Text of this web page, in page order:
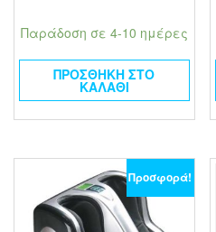
Παράδοση σε 4-10 ημέρες
ΠΡΟΣΘΉΚΗ ΣΤΟ
ΚΑΛΆΘΙ
Προσφορά!